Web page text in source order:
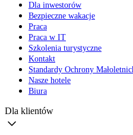
Dla inwestorów
Bezpieczne wakacje
Praca
Praca w IT
Szkolenia turystyczne
Kontakt
Standardy Ochrony
Nasze hotele
Biura
Dla klientów